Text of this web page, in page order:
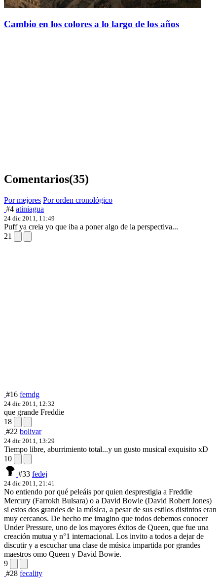
Cambio en los colores a lo largo de los años
Comentarios(35)
Por mejores Por orden cronológico
#4 atiniagua
24 dic 2011, 11:49
Puff ya creia yo que iba a poner algo de la perspectiva...
21
#16 femdg
24 dic 2011, 12:32
que grande Freddie
18
#22 bolivar
24 dic 2011, 13:29
Tiempo libre, aburrimiento total...y un gusto musical exquisito xD
10
#33 fedej
24 dic 2011, 21:41
No entiendo por qué peleáis por quien desprestigia a Freddie
Mercury (Farrokh Bulsara) o a David Bowie (David Robert Jones)
si estos dos grandes de la música, a pesar de sus estilos distintos eran
muy cercanos. De hecho me imagino que todos debemos conocer
Under Pressure, uno de los mayores éxitos de Queen, que fue una
creación mutua y n°1 internacional. Los invito a todos a dejar de
discutir y a escuchar una clase de música impartida por grandes
maestros omo Queen y David Bowie.
9
#28 fecality